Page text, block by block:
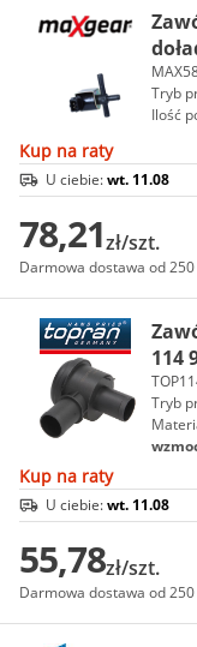
Tryb
Ilość
Kup na raty
U ciebie:wt. 11.08
78,21zł/szt.
Darmowa dostawa od 250
114
Tryb
Kup na raty
U ciebie:wt. 11.08
55,78zł/szt.
Darmowa dostawa od 250